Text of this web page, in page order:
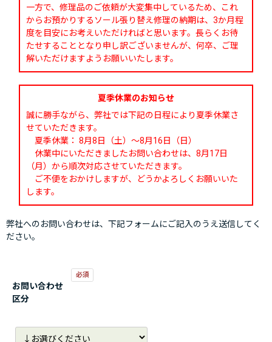
一方で、修理品のご依頼が大変集中しているため、これ
からお預かりするソール張り替え修理の納期は、3か月程
度を目安にお考えいただければと思います。長らくお待
たせすることとなり申し訳ございませんが、何卒、ご理
解いただけますようお願いいたします。
夏季休業のお知らせ
誠に勝手ながら、弊社では下記の日程により夏季休業さ
せていただきます。
夏季休業： 8月8日（土）～8月16日（日）
休業中にいただきましたお問い合わせは、8月17日
（月）から順次対応させていただきます。
ご不便をおかけしますが、どうかよろしくお願いいた
します。
弊社へのお問い合わせは、下記フォームにご記入のうえ送信してく
ださい。
お問い合わせ
区分